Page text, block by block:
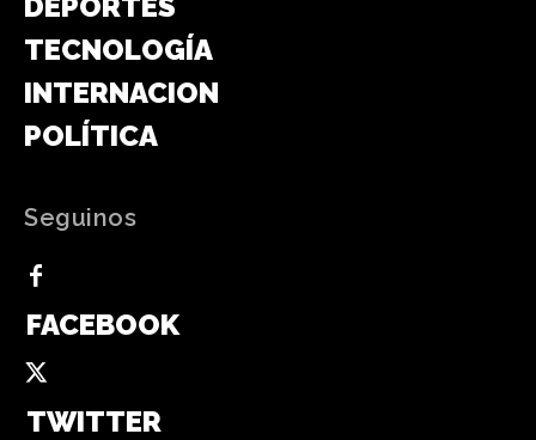
TECNOLOGÍA
INTERNACIONAL
POLÍTICA
Seguinos
FACEBOOK
TWITTER